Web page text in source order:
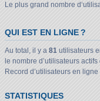
Le plus grand nombre
QUI EST EN LIGNE ?
Au total, il y a 81 utilisateurs
le nombre d’utilisateurs
Record d’utilisateurs en
STATISTIQUES